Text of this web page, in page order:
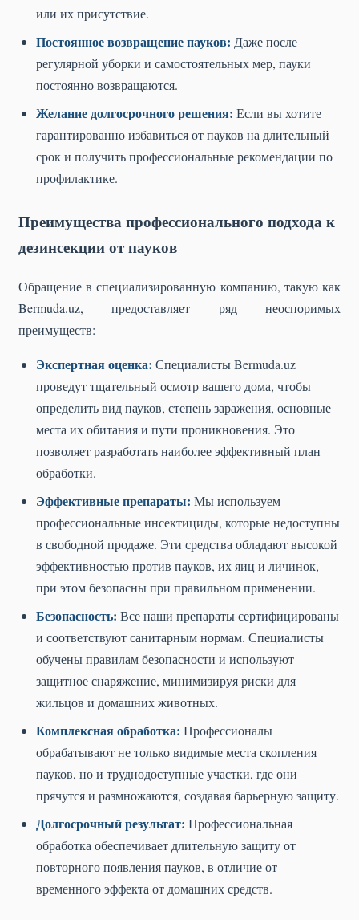
или их присутствие.
Постоянное возвращение пауков: Даже после
регулярной уборки и самостоятельных мер, пауки
постоянно возвращаются.
Желание долгосрочного решения: Если вы хотите
гарантированно избавиться от пауков на длительный
срок и получить профессиональные рекомендации по
профилактике.
Преимущества профессионального подхода к
дезинсекции от пауков
Обращение в специализированную компанию, такую как
Bermuda.uz, предоставляет ряд неоспоримых
преимуществ:
Экспертная оценка: Специалисты Bermuda.uz
проведут тщательный осмотр вашего дома, чтобы
определить вид пауков, степень заражения, основные
места их обитания и пути проникновения. Это
позволяет разработать наиболее эффективный план
обработки.
Эффективные препараты: Мы используем
профессиональные инсектициды, которые недоступны
в свободной продаже. Эти средства обладают высокой
эффективностью против пауков, их яиц и личинок,
при этом безопасны при правильном применении.
Безопасность: Все наши препараты сертифицированы
и соответствуют санитарным нормам. Специалисты
обучены правилам безопасности и используют
защитное снаряжение, минимизируя риски для
жильцов и домашних животных.
Комплексная обработка: Профессионалы
обрабатывают не только видимые места скопления
пауков, но и труднодоступные участки, где они
прячутся и размножаются, создавая барьерную защиту.
Долгосрочный результат: Профессиональная
обработка обеспечивает длительную защиту от
повторного появления пауков, в отличие от
временного эффекта от домашних средств.